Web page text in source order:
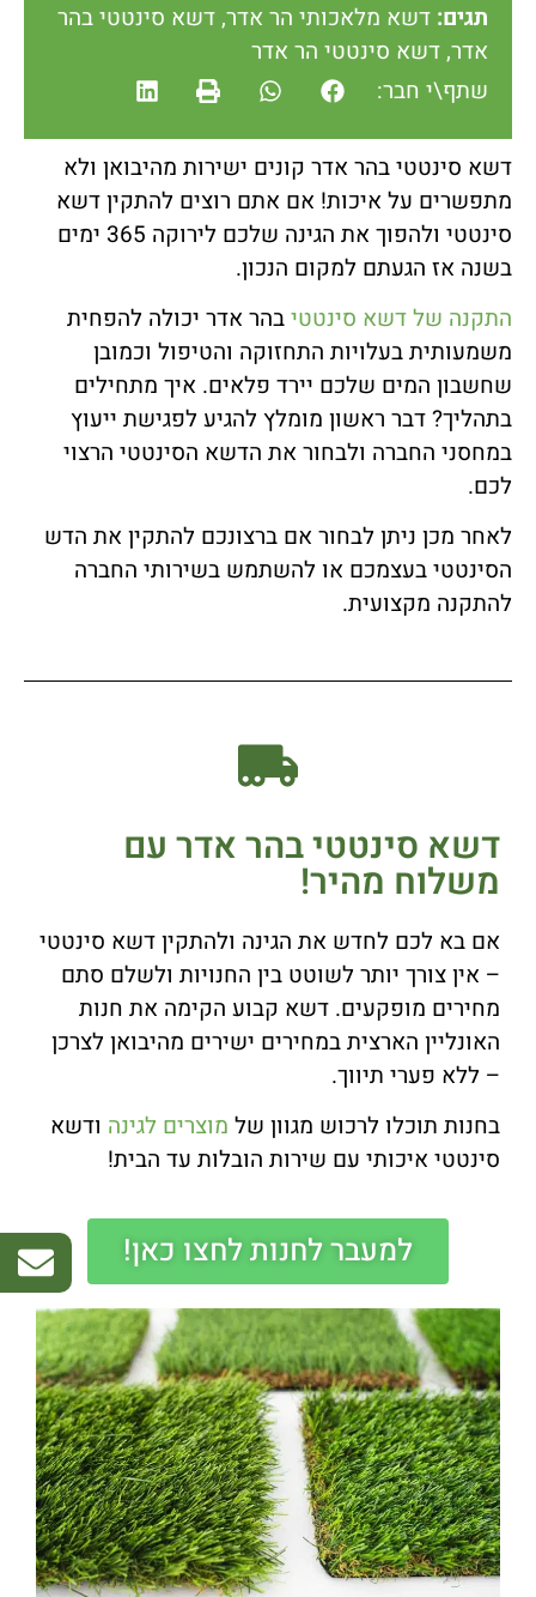
תגים: דשא מלאכותי הר אדר,דשא סינטטי בהר
אדר,דשא סינטטי הר אדר
שתף\י חבר:
דשא סינטטי בהר אדר קונים ישירות מהיבואן ולא
מתפשרים על איכות! אם אתם רוצים להתקין דשא
סינטטי ולהפוך את הגינה שלכם לירוקה 365 ימים
בשנה אז הגעתם למקום הנכון.
התקנה של דשא סינטטיבהר אדר יכולה להפחית
משמעותית בעלויות התחזוקה והטיפול וכמובן
שחשבון המים שלכם יירד פלאים. איך מתחילים
בתהליך? דבר ראשון מומלץ להגיע לפגישת ייעוץ
במחסני החברה ולבחור את הדשא הסינטטי הרצוי
לכם.
לאחר מכן ניתן לבחור אם ברצונכם להתקין את הדש
הסינטטי בעצמכם או להשתמש בשירותי החברה
להתקנה מקצועית.
דשא סינטטי בהר אדר עם
משלוח מהיר!
אם בא לכם לחדש את הגינה ולהתקין דשא סינטטי
– אין צורך יותר לשוטט בין החנויות ולשלם סתם
מחירים מופקעים. דשא קבוע הקימה את חנות
האונליין הארצית במחירים ישירים מהיבואן לצרכן
– ללא פערי תיווך.
בחנות תוכלו לרכוש מגוון של מוצרים לגינה ודשא
סינטטי איכותי עם שירות הובלות עד הבית!
למעבר לחנות לחצו כאן!